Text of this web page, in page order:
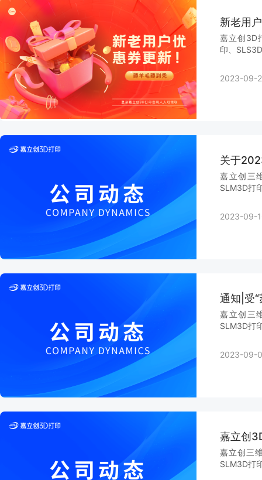
新老用
嘉立创3D
印、
2023-09-
关于
嘉立创三
SLM3D打
2023-09-
通知|受
嘉立创三
SLM3D打
2023-09-
嘉立创
嘉立创三
SLM3D打